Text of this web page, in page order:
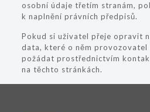
osobní údaje třetím stranám,
k naplnění právních předpisů.
Pokud si uživatel přeje opravit
data, které o něm provozovatel
požádat prostřednictvím
na těchto stránkách.